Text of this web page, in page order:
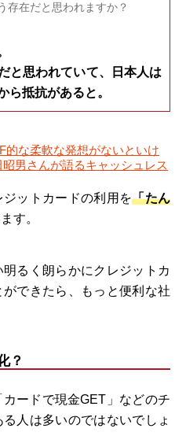
存在だと思われますか？
と思われていて、日本人は
ら抵抗があると。
的な柔軟な発想がないといけ
男さんが語るキャッシュレス
ットカードの利用を「たん
す。
るく朗らかにクレジットカ
できたら、もっと便利な社
？
ードで現金GET」などのチ
人は多いのではないでしょ